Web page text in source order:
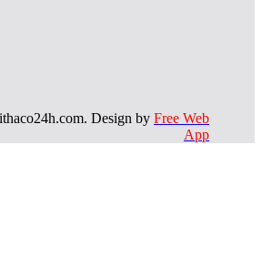
Design by Free Web
App